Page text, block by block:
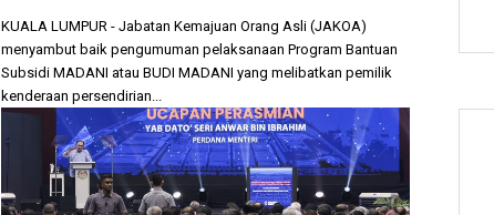
KUALA LUMPUR - Jabatan Kemajuan Orang Asli (JAKOA)
menyambut baik pengumuman pelaksanaan Program Bantuan
Subsidi MADANI atau BUDI MADANI yang melibatkan pemilik
kenderaan persendirian...